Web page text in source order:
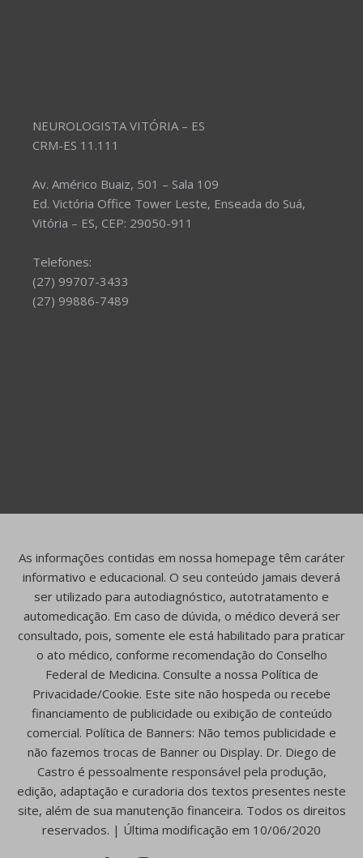
NEUROLOGISTA VITÓRIA – ES
CRM-ES 11.111
Av. Américo Buaiz, 501 – Sala 109
Ed. Victória Office Tower Leste, Enseada do Suá,
Vitória – ES, CEP: 29050-911
Telefones:
(27) 99707-3433
(27) 99886-7489
As informações contidas em nossa homepage têm caráter
informativo e educacional. O seu conteúdo jamais deverá
ser utilizado para autodiagnóstico, autotratamento e
automedicação. Em caso de dúvida, o médico deverá ser
consultado, pois, somente ele está habilitado para praticar
o ato médico, conforme recomendação do Conselho
Federal de Medicina. Consulte a nossa Política de
Privacidade/Cookie. Este site não hospeda ou recebe
financiamento de publicidade ou exibição de conteúdo
comercial. Política de Banners: Não temos publicidade e
não fazemos trocas de Banner ou Display. Dr. Diego de
Castro é pessoalmente responsável pela produção,
edição, adaptação e curadoria dos textos presentes neste
site, além de sua manutenção financeira. Todos os direitos
reservados. | Última modificação em 10/06/2020